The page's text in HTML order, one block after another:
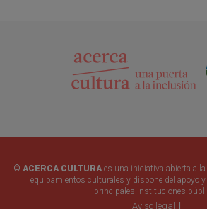
© ACERCA CULTURA es una iniciativa abierta a
equipamientos culturales y dispone del apoyo
principales instituciones
Aviso legal